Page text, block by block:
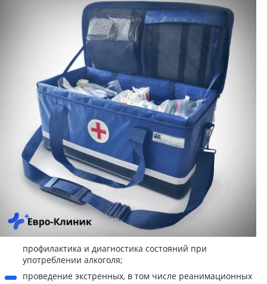
профилактика и диагностика состояний при
употреблении алкоголя;
проведение экстренных, в том числе реанимационных